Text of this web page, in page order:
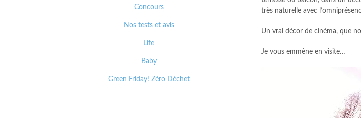
très naturelle avec
Un vrai décor de cinéma, que
Je vous emmène en visite…
Concours
Nos tests et avis
Life
Baby
Green Friday! Zéro Déchet